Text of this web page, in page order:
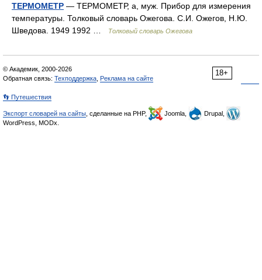
ТЕРМОМЕТР — ТЕРМОМЕТР, а, муж. Прибор для измерения
температуры. Толковый словарь Ожегова. С.И. Ожегов, Н.Ю.
Шведова. 1949 1992 …
Толковый словарь Ожегова
18+
© Академик, 2000-2026
Обратная связь: Техподдержка Реклама на сайте
👣 Путешествия
Экспорт словарей на сайты , сделанные на PHP, Joomla,
Drupal,
WordPress, MODx.